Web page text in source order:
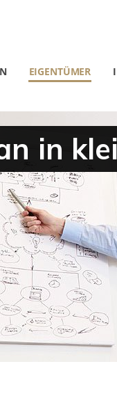
EIGENTÜMER
in